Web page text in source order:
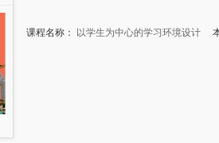
课程名称： 以学生为中心的学习环境设计 本